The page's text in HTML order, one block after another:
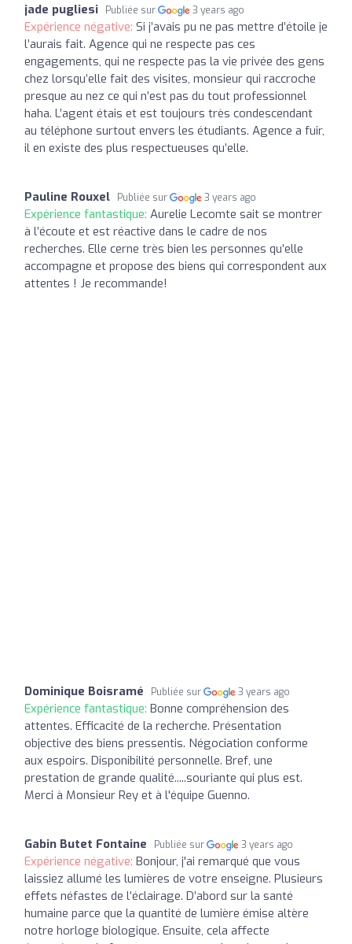
jade pugliesi Publiée sur 3 years ago
Expérience négative: Si j’avais pu ne pas mettre d’étoile je
l’aurais fait. Agence qui ne respecte pas ces
engagements, qui ne respecte pas la vie privée des gens
chez lorsqu’elle fait des visites, monsieur qui raccroche
presque au nez ce qui n’est pas du tout professionnel
haha. L’agent étais et est toujours très condescendant
au téléphone surtout envers les étudiants. Agence a fuir,
il en existe des plus respectueuses qu’elle.
Pauline Rouxel Publiée sur 3 years ago
Expérience fantastique: Aurelie Lecomte sait se montrer
à l’écoute et est réactive dans le cadre de nos
recherches. Elle cerne très bien les personnes qu’elle
accompagne et propose des biens qui correspondent aux
attentes ! Je recommande!
Dominique Boisramé Publiée sur 3 years ago
Expérience fantastique: Bonne compréhension des
attentes. Efficacité de la recherche. Présentation
objective des biens pressentis. Négociation conforme
aux espoirs. Disponibilité personnelle. Bref, une
prestation de grande qualité.....souriante qui plus est.
Merci à Monsieur Rey et à l'équipe Guenno.
Gabin Butet Fontaine Publiée sur 3 years ago
Expérience négative: Bonjour, j'ai remarqué que vous
laissiez allumé les lumières de votre enseigne. Plusieurs
effets néfastes de l’éclairage. D’abord sur la santé
humaine parce que la quantité de lumière émise altère
notre horloge biologique. Ensuite, cela affecte